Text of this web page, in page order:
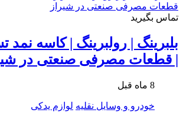
تماس بگیرید
بلبرینگ | رولبرینگ | کاسه نمد
| قطعات مصرفی صنعتی در
8 ماه قبل
خودرو و وسایل نقلیه لوازم یدکی